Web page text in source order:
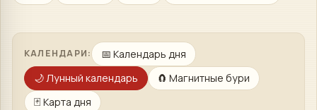
КАЛЕНДАРИ: 📅 Календарь дня
🌙Лунный календарь 🧲 Магнитные бури
🃏 Карта дня